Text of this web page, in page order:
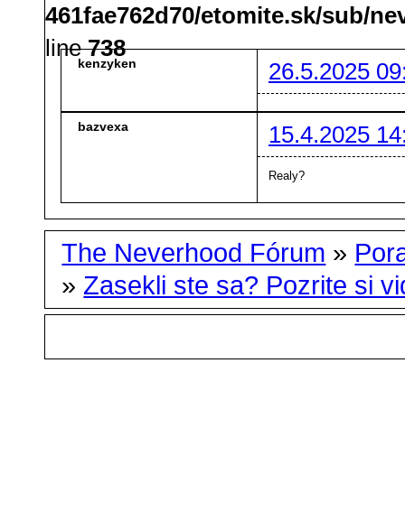
461fae762d70/etomite.sk/sub/
line738
kenzyken 26.5.2025
bazvexa 15.4.2025
Realy?
The Neverhood Fórum »
» Zasekli ste sa? Pozrite si